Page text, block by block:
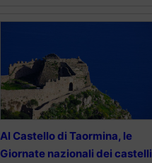
Al Castello di Taormina, le
Giornate nazionali dei castelli